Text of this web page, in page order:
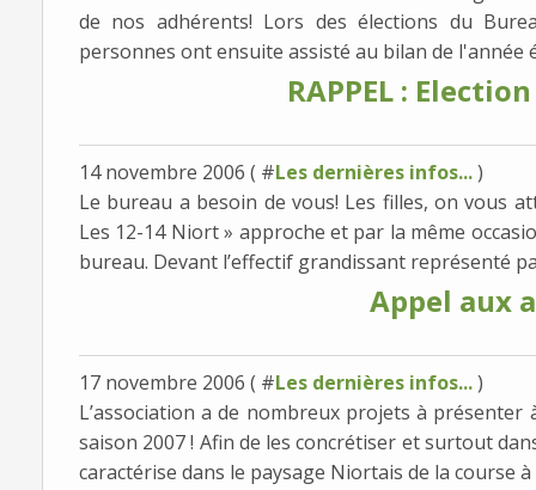
de nos adhérents! Lors des élections du
personnes ont ensuite assisté au bilan de l'année
RAPPEL :
14 novembre 2006 ( #Les dernières infos...)
Le bureau a besoin de vous! Les filles, on vous
Les 12-14 Niort » approche et par la même
bureau. Devant l’effectif grandissant représenté
Appel aux
17 novembre 2006 ( #Les dernières infos...)
L’association a de nombreux projets à
saison 2007 ! Afin de les concrétiser et surtout
caractérise dans le paysage Niortais de la course à